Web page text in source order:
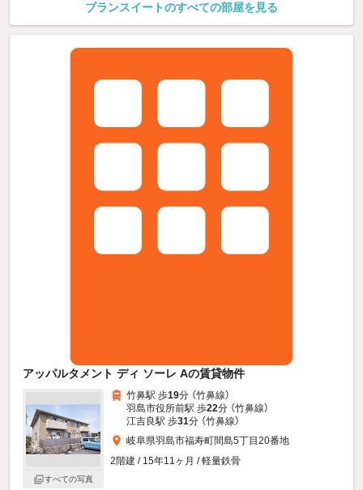
ブランスイートのすべての部屋を見る
アッパルタメント ディ ソーレ Aの賃貸物件
すべての写真
竹鼻駅 歩19分 （竹鼻線）
羽島市役所前駅 歩22分 （竹鼻線）
江吉良駅 歩31分 （竹鼻線）
岐阜県羽島市福寿町間島5丁目20番地
2階建 / 15年11ヶ月 / 軽量鉄骨